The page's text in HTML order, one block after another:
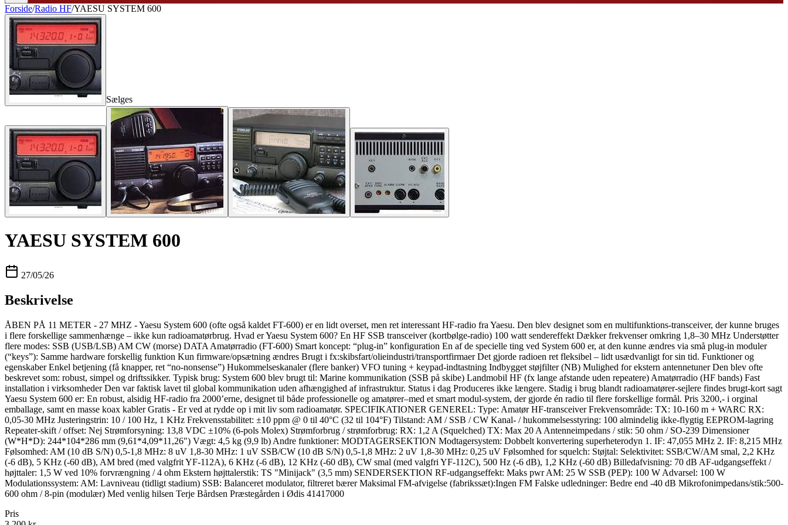
Forside/Radio HF/YAESU SYSTEM 600
Sælges
YAESU SYSTEM 600
27/05/26
Beskrivelse
ÅBEN PÅ 11 METER - 27 MHZ - Yaesu System 600 (ofte også kaldet FT-600) er en lidt overset, men ret interessant HF-radio fra Yaesu. Den blev designet som en multifunktions-transceiver, der kunne bruges
i flere forskellige sammenhænge – ikke kun radioamatørbrug. Hvad er Yaesu System 600? En HF SSB transceiver (kortbølge-radio) 100 watt sendereffekt Dækker frekvenser omkring 1,8–30 MHz Understøtter
flere modes: SSB (USB/LSB) AM CW (morse) DATA Amatørradio (FT-600) Smart koncept: “plug-in” konfiguration En af de specielle ting ved System 600 er, at den kunne ændres via små plug-in moduler
(“keys”): Samme hardware forskellig funktion Kun firmware/opsætning ændres Brugt i fx:skibsfart/olieindustri/transportfirmaer Det gjorde radioen ret fleksibel – lidt usædvanligt for sin tid. Funktioner og
egenskaber Enkel betjening (få knapper, ret “no-nonsense”) Hukommelseskanaler (flere banker) VFO tuning + keypad-indtastning Indbygget støjfilter (NB) Mulighed for ekstern antennetuner Den blev ofte
beskrevet som: robust, simpel og driftssikker. Typisk brug: System 600 blev brugt til: Marine kommunikation (SSB på skibe) Landmobil HF (fx lange afstande uden repeatere) Amatørradio (HF bands) Fast
installation i virksomheder Den var faktisk lavet til global kommunikation uden afhængighed af infrastruktur. Status i dag Produceres ikke længere. Stadig i brug blandt radioamatører-sejlere findes brugt-kort sagt
Yaesu System 600 er: En robust, alsidig HF-radio fra 2000’erne, designet til både professionelle og amatører–med et smart modul-system, der gjorde én radio til flere forskellige formål. Pris 3200,- i orginal
emballage, samt en masse koax kabler Gratis - Er ved at rydde op i mit liv som radioamatør. SPECIFIKATIONER GENEREL: Type: Amatør HF-transceiver Frekvensområde: TX: 10-160 m + WARC RX:
0,05-30 MHz Justeringstrin: 10 / 100 Hz, 1 KHz Frekvensstabilitet: ±10 ppm @ 0 til 40°C (32 til 104°F) Tilstand: AM / SSB / CW Kanal- / hukommelsesstyring: 100 almindelig ikke-flygtig EEPROM-lagring
Repeater-skift / offset: Nej Strømforsyning: 13,8 VDC ±10% (6-pols Molex) Strømforbrug / strømforbrug: RX: 1,2 A (Squelched) TX: Max 20 A Antenneimpedans / stik: 50 ohm / SO-239 Dimensioner
(W*H*D): 244*104*286 mm (9,61*4,09*11,26") Vægt: 4,5 kg (9,9 lb) Andre funktioner: MODTAGERSEKTION Modtagersystem: Dobbelt konvertering superheterodyn 1. IF: 47,055 MHz 2. IF: 8,215 MHz
Følsomhed: AM (10 dB S/N) 0,5-1,8 MHz: 8 uV 1,8-30 MHz: 1 uV SSB/CW (10 dB S/N) 0,5-1,8 MHz: 2 uV 1,8-30 MHz: 0,25 uV Følsomhed for squelch: Støjtal: Selektivitet: SSB/CW/AM smal, 2,2 KHz
(-6 dB), 5 KHz (-60 dB), AM bred (med valgfrit YF-112A), 6 KHz (-6 dB), 12 KHz (-60 dB), CW smal (med valgfri YF-112C), 500 Hz (-6 dB), 1,2 KHz (-60 dB) Billedafvisning: 70 dB AF-udgangseffekt /
højttaler: 1,5 W ved 10% forvrængning / 4 ohm Ekstern højttalerstik: TS "Minijack" (3,5 mm) SENDERSEKTION RF-udgangseffekt: Maks pwr AM: 25 W SSB (PEP): 100 W Advarsel: 100 W
Modulationssystem: AM: Lavniveau (tidligt stadium) SSB: Balanceret modulator, filtreret bærer Maksimal FM-afvigelse (fabrikssæt):Ingen FM Falske udledninger: Bedre end -40 dB Mikrofonimpedans/stik:500-
600 ohm / 8-pin (modulær) Med venlig hilsen Terje Bårdsen Præstegården i Ødis 41417000
Pris